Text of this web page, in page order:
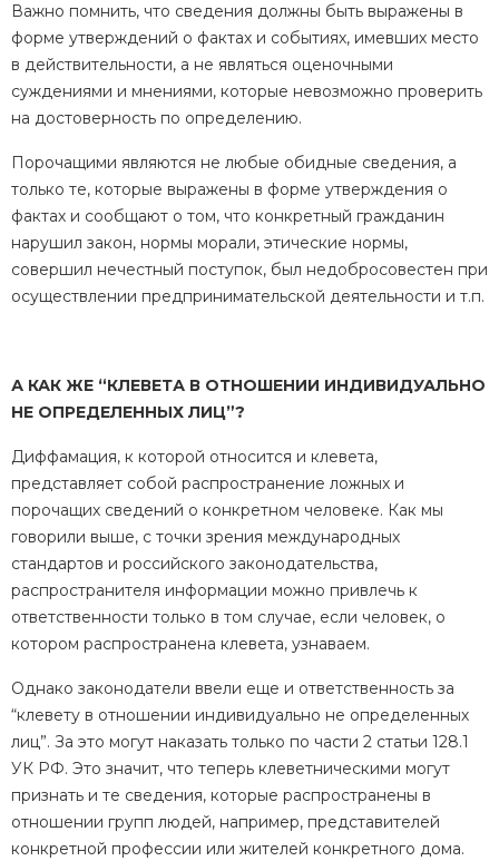
Важно помнить, что сведения должны быть выражены в
форме утверждений о фактах и событиях, имевших место
в действительности, а не являться оценочными
суждениями и мнениями, которые невозможно проверить
на достоверность по определению.
Порочащими являются не любые обидные сведения, а
только те, которые выражены в форме утверждения о
фактах и сообщают о том, что конкретный гражданин
нарушил закон, нормы морали, этические нормы,
совершил нечестный поступок, был недобросовестен при
осуществлении предпринимательской деятельности и т.п.
А КАК ЖЕ “КЛЕВЕТА В ОТНОШЕНИИ ИНДИВИДУАЛЬНО
НЕ ОПРЕДЕЛЕННЫХ ЛИЦ”?
Диффамация, к которой относится и клевета,
представляет собой распространение ложных и
порочащих сведений о конкретном человеке. Как мы
говорили выше, с точки зрения международных
стандартов и российского законодательства,
распространителя информации можно привлечь к
ответственности только в том случае, если человек, о
котором распространена клевета, узнаваем.
Однако законодатели ввели еще и ответственность за
“клевету в отношении индивидуально не определенных
лиц”. За это могут наказать только по части 2 статьи 128.1
УК РФ. Это значит, что теперь клеветническими могут
признать и те сведения, которые распространены в
отношении групп людей, например, представителей
конкретной профессии или жителей конкретного дома.